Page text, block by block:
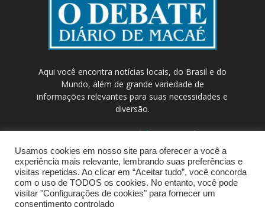
Aqui você encontra notícias locais, do Brasil e do
Mundo, além de grande variedade de
informações relevantes para suas necessidades e
diversão.
Contato:contato@odebateon.com.br /
comercia@odebateon.com.br
Usamos cookies em nosso site para oferecer a você a
experiência mais relevante, lembrando suas preferências e
visitas repetidas. Ao clicar em “Aceitar tudo”, você concorda
com o uso de TODOS os cookies. No entanto, você pode
visitar "Configurações de cookies" para fornecer um
consentimento controlado